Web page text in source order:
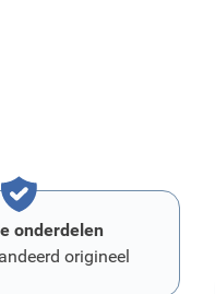
onderdelen
origineel